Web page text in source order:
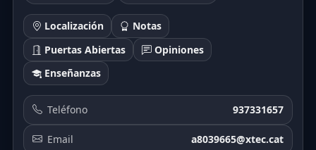
Localización
Notas
Puertas Abiertas
Opiniones
Enseñanzas
Teléfono 937331657
Email a8039665@xtec.cat